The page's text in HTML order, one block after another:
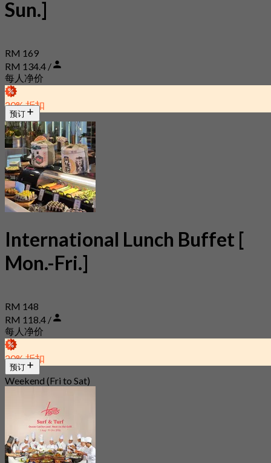
Sun.]
RM 169
RM 134.4 /
每人净价
20% 折扣
预订
International Lunch Buffet [
Mon.-Fri.]
RM 148
RM 118.4 /
每人净价
20% 折扣
预订
Weekend (Fri to Sat)